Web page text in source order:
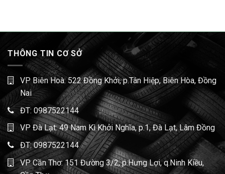
THÔNG TIN CƠ SỞ
VP Biên Hoà: 522 Đồng Khởi, p.Tân Hiệp, Biên Hòa, Đồng
Nai
ĐT: 0987522144
VP Đà Lạt: 49 Nam Kì Khởi Nghĩa, p.1, Đà Lạt, Lâm Đồng
ĐT:0987522144
VP Cần Thơ: 151 Đường 3/2, p.Hưng Lợi, q.Ninh Kiều,